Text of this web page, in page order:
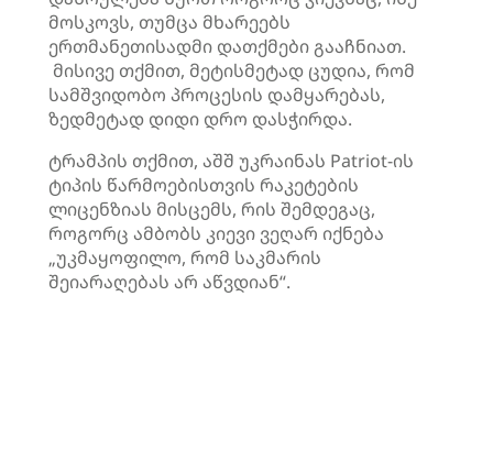
მოსკოვს, თუმცა მხარეებს
ერთმანეთისადმი დათქმები გააჩნიათ.
მისივე თქმით, მეტისმეტად ცუდია, რომ
სამშვიდობო პროცესის დამყარებას,
ზედმეტად დიდი დრო დასჭირდა.
ტრამპის თქმით, აშშ უკრაინას Patriot-ის
ტიპის წარმოებისთვის რაკეტების
ლიცენზიას მისცემს, რის შემდეგაც,
როგორც ამბობს კიევი ვეღარ იქნება
„უკმაყოფილო, რომ საკმარის
შეიარაღებას არ აწვდიან“.